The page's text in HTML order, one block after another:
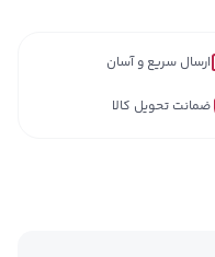
ارسال سریع و آسان
ضمانت تحویل کالا